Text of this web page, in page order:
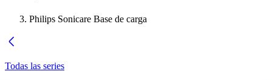
Philips Sonicare Base de carga
Todas las series